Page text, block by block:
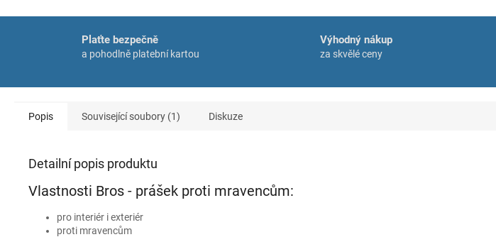
Plaťte bezpečně
a pohodlně platební kartou
Výhodný nákup
za skvělé ceny
Popis Související soubory (1) Diskuze
Detailní popis produktu
Vlastnosti Bros - prášek proti mravencům:
pro interiér i exteriér
proti mravencům